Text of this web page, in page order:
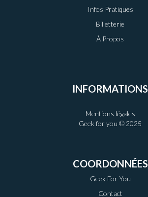
Infos Pratiques
Billetterie
À Propos
INFORMATIONS
Mentions légales
Geek for you © 2025
COORDONNÉES
Geek For You
Contact